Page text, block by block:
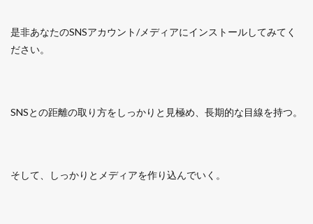
是非あなたのSNSアカウント/メディアにインストールしてみてく
ださい。
SNSとの距離の取り方をしっかりと見極め、長期的な目線を持つ。
そして、しっかりとメディアを作り込んでいく。